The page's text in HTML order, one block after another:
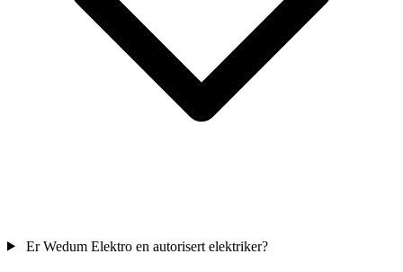
Er Wedum Elektro en autorisert elektriker?